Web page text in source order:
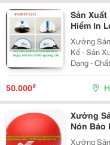
Sản Xuất
Hiểm In
Xưởng Sản
Kế - Sản
Dạng - Chất Lượng. In Ấn
Đẹp - Chất
50.000₫
Xưởng
Nón Bảo
Xưởng